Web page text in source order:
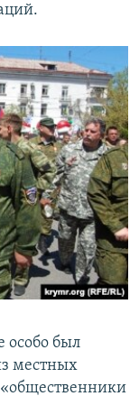
особо был
местных
«общественники